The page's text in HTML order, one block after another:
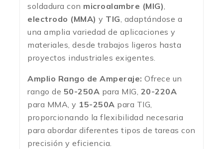
soldadura con microalambre (MIG)
electrodo (MMA) y TIG , adaptándose a
una amplia variedad de aplicaciones y
materiales, desde trabajos ligeros hasta
proyectos industriales exigentes.
Amplio Rango de Amperaje: Ofrece un
rango de 50-250A para MIG, 20-220A
para MMA, y 15-250A para TIG,
proporcionando la flexibilidad necesaria
para abordar diferentes tipos de tareas con
precisión y eficiencia.